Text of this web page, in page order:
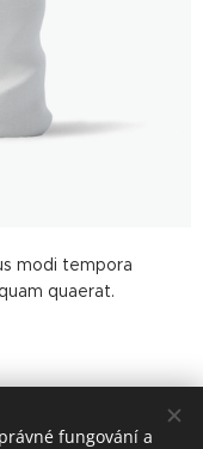
modi tempora
quaerat.
fungování a